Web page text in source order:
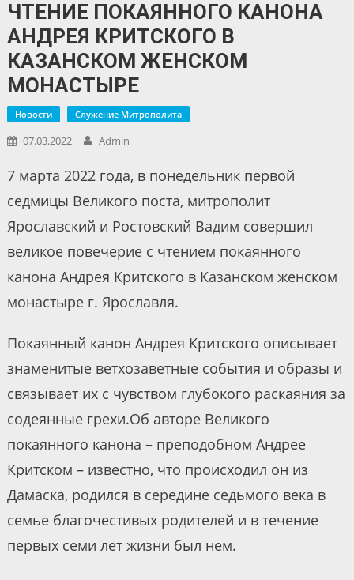
ЧТЕНИЕ ПОКАЯННОГО КАНОНА
АНДРЕЯ КРИТСКОГО В
КАЗАНСКОМ ЖЕНСКОМ
МОНАСТЫРЕ
Новости Служение Митрополита
07.03.2022 Admin
7 марта 2022 года, в понедельник первой
седмицы Великого поста, митрополит
Ярославский и Ростовский Вадим совершил
великое повечерие с чтением покаянного
канона Андрея Критского в Казанском женском
монастыре г. Ярославля.
Покаянный канон Андрея Критского описывает
знаменитые ветхозаветные события и образы и
связывает их с чувством глубокого раскаяния за
содеянные грехи.Об авторе Великого
покаянного канона – преподобном Андрее
Критском – известно, что происходил он из
Дамаска, родился в середине седьмого века в
семье благочестивых родителей и в течение
первых семи лет жизни был нем.